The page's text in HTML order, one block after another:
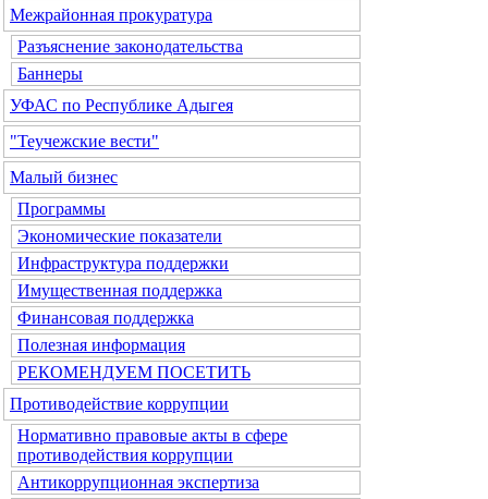
Межрайонная прокуратура
Разъяснение законодательства
Баннеры
УФАС по Республике Адыгея
"Теучежские вести"
Малый бизнес
Программы
Экономические показатели
Инфраструктура поддержки
Имущественная поддержка
Финансовая поддержка
Полезная информация
РЕКОМЕНДУЕМ ПОСЕТИТЬ
Противодействие коррупции
Нормативно правовые акты в сфере
противодействия коррупции
Антикоррупционная экспертиза